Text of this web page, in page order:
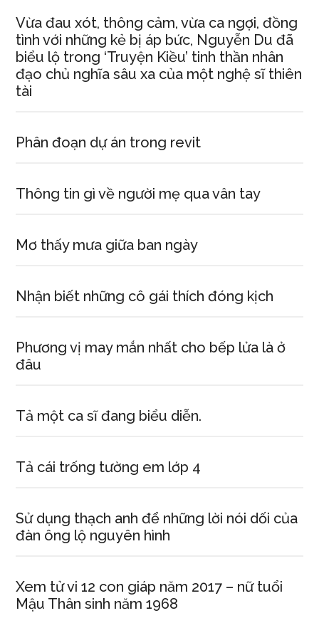
Vừa đau xót, thông cảm, vừa ca ngợi, đồng
tình với những kẻ bị áp bức, Nguyễn Du đã
biểu lộ trong ‘Truyện Kiều’ tinh thần nhân
đạo chủ nghĩa sâu xa của một nghệ sĩ thiên
tài
Phân đoạn dự án trong revit
Thông tin gì về người mẹ qua vân tay
Mơ thấy mưa giữa ban ngày
Nhận biết những cô gái thích đóng kịch
Phương vị may mắn nhất cho bếp lửa là ở
đâu
Tả một ca sĩ đang biểu diễn.
Tả cái trống tường em lớp 4
Sử dụng thạch anh để những lời nói dối của
đàn ông lộ nguyên hình
Xem tử vi 12 con giáp năm 2017 – nữ tuổi
Mậu Thân sinh năm 1968